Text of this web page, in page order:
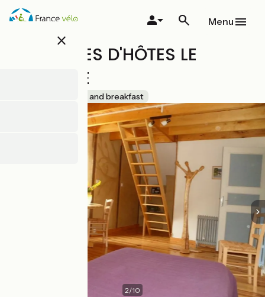
Overslaan
en
close
Menu
CHAMBRES D'HÔTES LE
DOMAINE
Bed and breakfast
2/10